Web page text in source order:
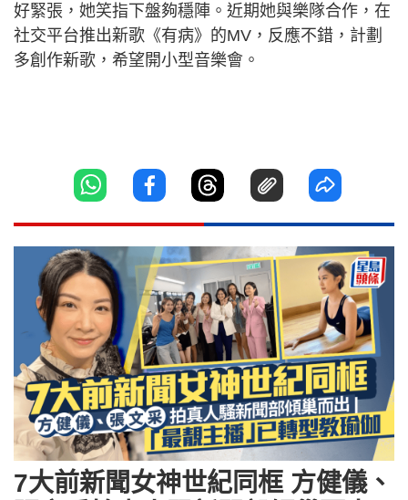
好緊張，她笑指下盤夠穩陣。近期她與樂隊合作，在
社交平台推出新歌《有病》的MV，反應不錯，計劃
多創作新歌，希望開小型音樂會。
7大前新聞女神世紀同框 方健儀、